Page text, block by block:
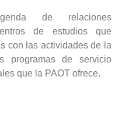
de relaciones
de estudios que
con las actividades de la
programas de servicio
que la PAOT ofrece.